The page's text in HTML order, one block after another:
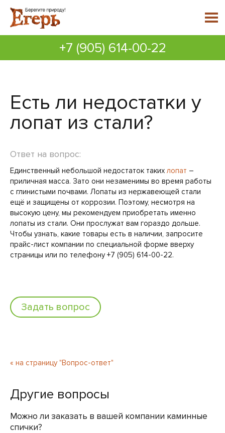
+7 (905) 614-00-22
Есть ли недостатки у
лопат из стали?
Ответ на вопрос:
Единственный небольшой недостаток таких лопат –
приличная масса. Зато они незаменимы во время работы
с глинистыми почвами. Лопаты из нержавеющей стали
ещё и защищены от коррозии. Поэтому, несмотря на
высокую цену, мы рекомендуем приобретать именно
лопаты из стали. Они прослужат вам гораздо дольше.
Чтобы узнать, какие товары есть в наличии, запросите
прайс-лист компании по специальной форме вверху
страницы или по телефону +7 (905) 614-00-22.
Задать вопрос
« на страницу "Вопрос-ответ"
Другие вопросы
Можно ли заказать в вашей компании каминные
спички?